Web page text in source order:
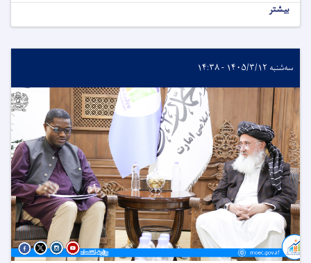
بیشتر
سه‌شنبه ۱۴۰۵/۳/۱۲ - ۱۴:۳۸